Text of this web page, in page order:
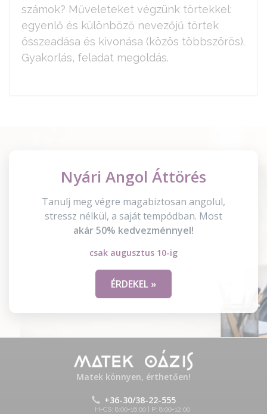
számok? Műveleteket végzünk törtekkel:
egyenlő és különböző nevezőjű törtek
összeadása és kivonása (közös többszörös).
Gyakorlás, feladat megoldás.
Nyári Angol Áttörés
Tanulj meg végre magabiztosan angolul,
stressz nélkül, a saját tempódban. Most
akár 50% kedvezménnyel!
csak augusztus 10-ig
ÉRDEKEL »
Matek könnyen, érthetően!
+36-30/38-22-555
H-CS: 8:00-16:00 | P: 8:00-12:00